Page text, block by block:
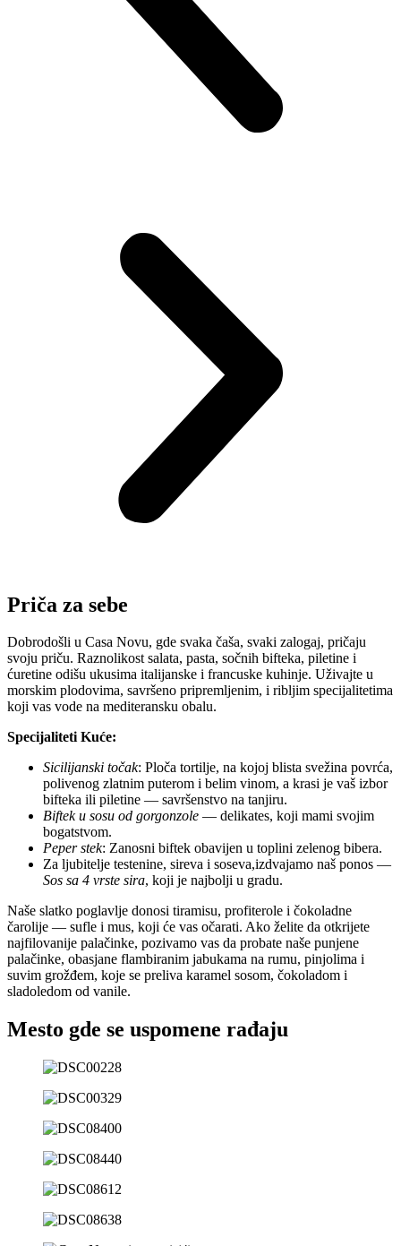
Priča za sebe
Dobrodošli u Casa Novu, gde svaka čaša, svaki zalogaj, pričaju
svoju priču. Raznolikost salata, pasta, sočnih bifteka, piletine i
ćuretine odišu ukusima italijanske i francuske kuhinje. Uživajte u
morskim plodovima, savršeno pripremljenim, i ribljim specijalitetima
koji vas vode na mediteransku obalu.
Specijaliteti Kuće:
Sicilijanski točak: Ploča tortilje, na kojoj blista svežina povrća,
polivenog zlatnim puterom i belim vinom, a krasi je vaš izbor
bifteka ili piletine — savršenstvo na tanjiru.
Biftek u sosu od gorgonzole — delikates, koji mami svojim
bogatstvom.
Peper stek: Zanosni biftek obavijen u toplini zelenog bibera.
Za ljubitelje testenine, sireva i soseva,izdvajamo naš ponos —
Sos sa 4 vrste sira, koji je najbolji u gradu.
Naše slatko poglavlje donosi tiramisu, profiterole i čokoladne
čarolije — sufle i mus, koji će vas očarati. Ako želite da otkrijete
najfilovanije palačinke, pozivamo vas da probate naše punjene
palačinke, obasjane flambiranim jabukama na rumu, pinjolima i
suvim grožđem, koje se preliva karamel sosom, čokoladom i
sladoledom od vanile.
Mesto gde se uspomene rađaju